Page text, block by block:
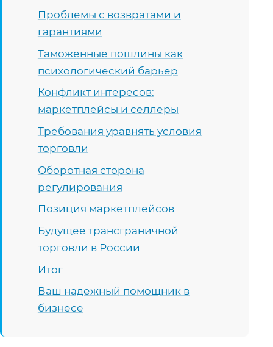
Проблемы с возвратами и
гарантиями
Таможенные пошлины как
психологический барьер
Конфликт интересов:
маркетплейсы и селлеры
Требования уравнять условия
торговли
Оборотная сторона
регулирования
Позиция маркетплейсов
Будущее трансграничной
торговли в России
Итог
Ваш надежный помощник в
бизнесе